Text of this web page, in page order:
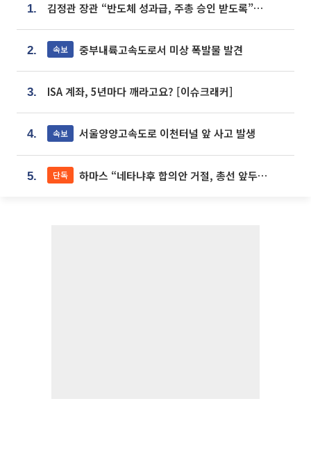
1. 김정관 장관 “반도체 성과급, 주총 승인 받도록”…상법·자본시장법 개정 시사
2. 속보 중부내륙고속도로서 미상 폭발물 발견
3. ISA 계좌, 5년마다 깨라고요? [이슈크래커]
4. 속보 서울양양고속도로 이천터널 앞 사고 발생
5. 단독 하마스 “네타냐후 합의안 거절, 총선 앞두고 시간 끌기”